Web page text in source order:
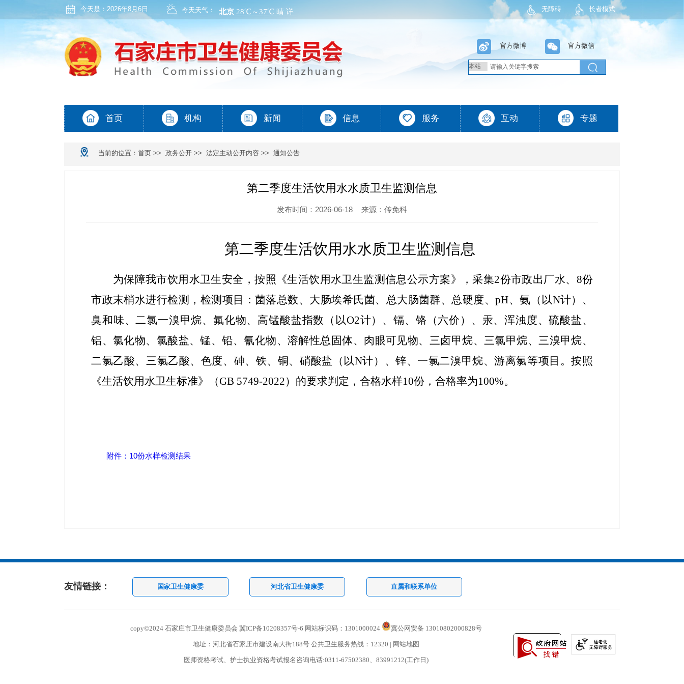
今天是： 2026年8月6日 今天天气： 无障碍 长者模式
当前的位置：首页 >>政务公开 >>法定主动公开内容 >>通知公告
第二季度生活饮用水水质卫生监测信息
发布时间：2026-06-18 来源：传免科
第二季度生活饮用水水质卫生监测信息
为保障我市饮用水卫生安全，按照《生活饮用水卫生监测信息公示方案》，采集2份市政出厂水、8份
市政末梢水进行检测，检测项目：菌落总数、大肠埃希氏菌、总大肠菌群、总硬度、pH、氨（以N计）、
臭和味、二氯一溴甲烷、氟化物、高锰酸盐指数（以O2计）、镉、铬（六价）、汞、浑浊度、硫酸盐、
铝、氯化物、氯酸盐、锰、铅、氰化物、溶解性总固体、肉眼可见物、三卤甲烷、三氯甲烷、三溴甲烷、
二氯乙酸、三氯乙酸、 色度、砷、铁、铜、硝酸盐（以N计）、锌、一氯二溴甲烷、游离氯等项目。按照
《生活饮用水卫生标准》（GB 5749-2022）的要求判定，合格水样10份，合格率为100%。
附件：10份水样检测结果